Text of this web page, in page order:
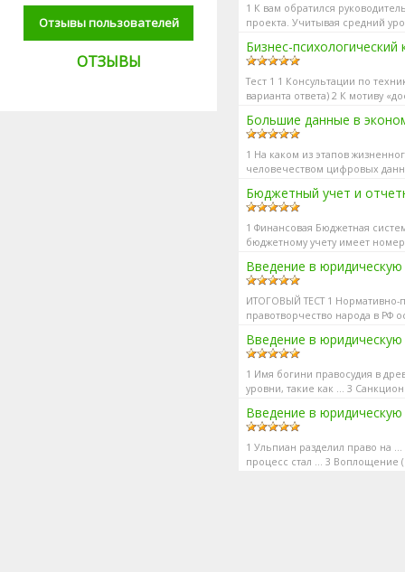
Отзывы пользователей
ОТЗЫВЫ
1 К вам обратился
проекта. Учитывая средний
Бизнес-
Тест 1 1 Консультации по
варианта ответа) 2 К мотиву
Большие данные в
1 На каком из этапов
человечеством цифровых
Бюджетный учет и
1 Финансовая Бюджетная
бюджетному учету имеет
Введение в
ИТОГОВЫЙ ТЕСТ 1 Нормативно-
правотворчество народа в РФ
Введение в
1 Имя богини правосудия в
уровни, такие как … 3
Введение в
1 Ульпиан разделил право на
процесс стал … 3 Воплощение